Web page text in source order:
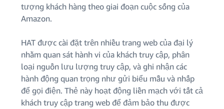
tượng khách hàng theo giai đoạn cuộc sống của
Amazon.
HAT được cài đặt trên nhiều trang web của đại lý
nhằm quan sát hành vi của khách truy cập, phân
loại nguồn lưu lượng truy cập, và ghi nhận các
hành động quan trọng như gửi biểu mẫu và nhấp
để gọi điện. Thẻ này hoạt động liền mạch với tất cả
khách truy cập trang web để đảm bảo thu được